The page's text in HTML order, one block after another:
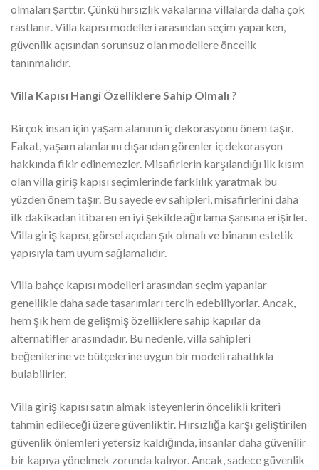
olmaları şarttır. Çünkü hırsızlık vakalarına villalarda daha çok
rastlanır. Villa kapısı modelleri arasından seçim yaparken,
güvenlik açısından sorunsuz olan modellere öncelik
tanınmalıdır.
Villa Kapısı Hangi Özelliklere Sahip Olmalı ?
Birçok insan için yaşam alanının iç dekorasyonu önem taşır.
Fakat, yaşam alanlarını dışarıdan görenler iç dekorasyon
hakkında fikir edinemezler. Misafirlerin karşılandığı ilk kısım
olan villa giriş kapısı seçimlerinde farklılık yaratmak bu
yüzden önem taşır. Bu sayede ev sahipleri, misafirlerini daha
ilk dakikadan itibaren en iyi şekilde ağırlama şansına erişirler.
Villa giriş kapısı, görsel açıdan şık olmalı ve binanın estetik
yapısıyla tam uyum sağlamalıdır.
Villa bahçe kapısı modelleri arasından seçim yapanlar
genellikle daha sade tasarımları tercih edebiliyorlar. Ancak,
hem şık hem de gelişmiş özelliklere sahip kapılar da
alternatifler arasındadır. Bu nedenle, villa sahipleri
beğenilerine ve bütçelerine uygun bir modeli rahatlıkla
bulabilirler.
Villa giriş kapısı satın almak isteyenlerin öncelikli kriteri
tahmin edileceği üzere güvenliktir. Hırsızlığa karşı geliştirilen
güvenlik önlemleri yetersiz kaldığında, insanlar daha güvenilir
bir kapıya yönelmek zorunda kalıyor. Ancak, sadece güvenlik